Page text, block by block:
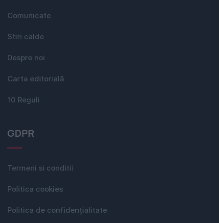
Comunicate
Stiri calde
Despre noi
Carta editorială
10 Reguli
GDPR
Termeni si conditii
Politica cookies
Politica de confidențialitate